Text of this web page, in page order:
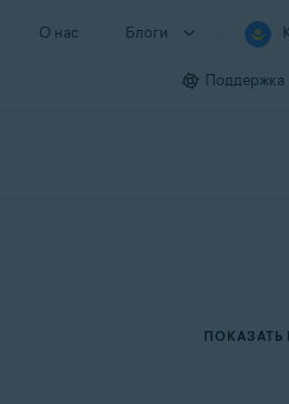
О нас Блоги
Поддержка